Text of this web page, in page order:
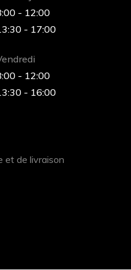
- 12:00
- 17:00
- 12:00
- 16:00
et de livraison